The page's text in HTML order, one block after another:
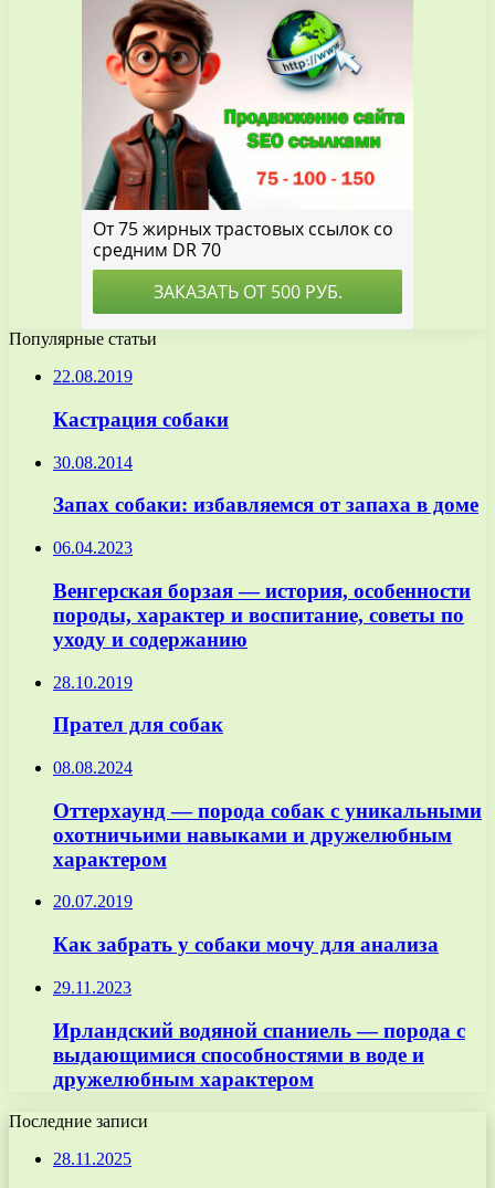
Популярные статьи
22.08.2019
Кастрация собаки
30.08.2014
Запах собаки: избавляемся от запаха в доме
06.04.2023
Венгерская борзая — история, особенности
породы, характер и воспитание, советы по
уходу и содержанию
28.10.2019
Прател для собак
08.08.2024
Оттерхаунд — порода собак с уникальными
охотничьими навыками и дружелюбным
характером
20.07.2019
Как забрать у собаки мочу для анализа
29.11.2023
Ирландский водяной спаниель — порода с
выдающимися способностями в воде и
дружелюбным характером
Последние записи
28.11.2025